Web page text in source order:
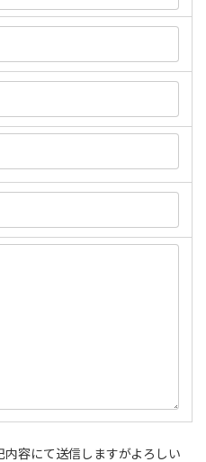
容にて送信しますがよろしい